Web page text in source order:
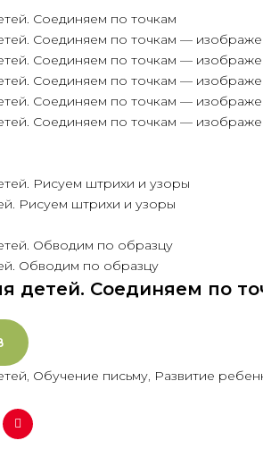
Рисуем штрихи и узоры
Обводим по образцу
детей. Соединяем по
, Обучение письму, Развитие
Pinterest